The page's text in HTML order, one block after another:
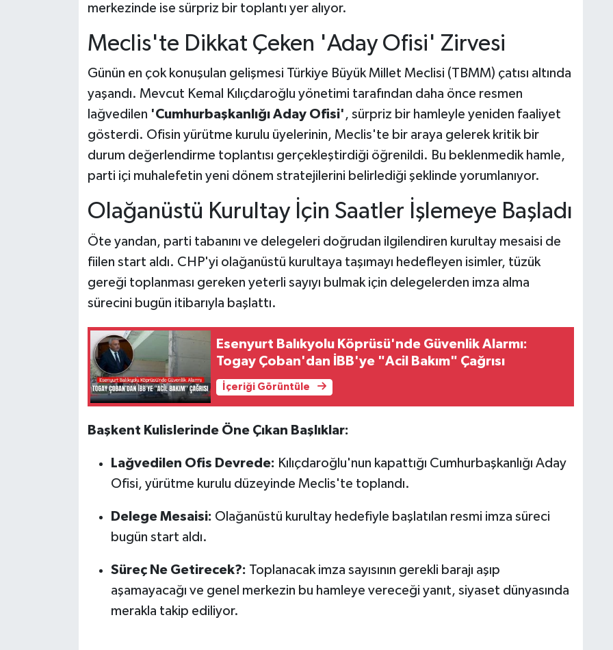
merkezinde ise sürpriz bir toplantı yer alıyor.
Meclis'te Dikkat Çeken 'Aday Ofisi' Zirvesi
Günün en çok konuşulan gelişmesi Türkiye Büyük Millet Meclisi (TBMM) çatısı altında
yaşandı. Mevcut Kemal Kılıçdaroğlu yönetimi tarafından daha önce resmen
lağvedilen 'Cumhurbaşkanlığı Aday Ofisi' , sürpriz bir hamleyle yeniden faaliyet
gösterdi. Ofisin yürütme kurulu üyelerinin, Meclis'te bir araya gelerek kritik bir
durum değerlendirme toplantısı gerçekleştirdiği öğrenildi. Bu beklenmedik hamle,
parti içi muhalefetin yeni dönem stratejilerini belirlediği şeklinde yorumlanıyor.
Olağanüstü Kurultay İçin Saatler İşlemeye Başladı
Öte yandan, parti tabanını ve delegeleri doğrudan ilgilendiren kurultay mesaisi de
fiilen start aldı. CHP'yi olağanüstü kurultaya taşımayı hedefleyen isimler, tüzük
gereği toplanması gereken yeterli sayıyı bulmak için delegelerden imza alma
sürecini bugün itibarıyla başlattı.
Esenyurt Balıkyolu Köprüsü'nde Güvenlik Alarmı:
Togay Çoban'dan İBB'ye "Acil Bakım" Çağrısı
İçeriği Görüntüle
Başkent Kulislerinde Öne Çıkan Başlıklar:
Lağvedilen Ofis Devrede: Kılıçdaroğlu'nun kapattığı Cumhurbaşkanlığı Aday
Ofisi, yürütme kurulu düzeyinde Meclis'te toplandı.
Delege Mesaisi: Olağanüstü kurultay hedefiyle başlatılan resmi imza süreci
bugün start aldı.
Süreç Ne Getirecek?: Toplanacak imza sayısının gerekli barajı aşıp
aşamayacağı ve genel merkezin bu hamleye vereceği yanıt, siyaset dünyasında
merakla takip ediliyor.